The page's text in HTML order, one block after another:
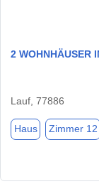
2 WOHNHÄUSER
Lauf, 77886
Haus Zimmer 12